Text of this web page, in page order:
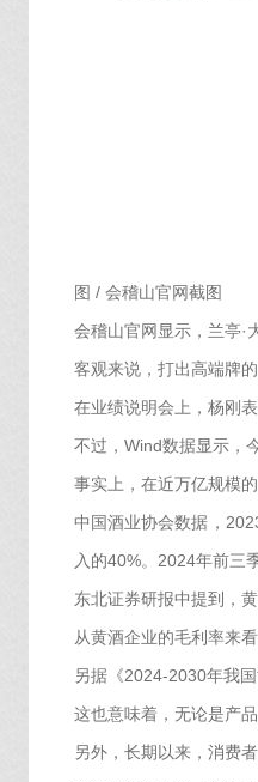
图 / 会稽山官网截图
会稽山官网显示，兰亭·
客观来说，打出高端牌
在业绩说明会上，杨刚
不过，Wind数据显示，
事实上，在近万亿规模
中国酒业协会数据，
入的40%。2024年前三
东北证券研报中提到，
从黄酒企业的毛利率来
另据《2024-2030年我
这也意味着，无论是产
另外，长期以来，消费